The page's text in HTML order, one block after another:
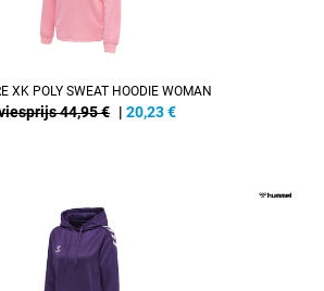
XK POLY SWEAT HOODIE WOMAN
44,95 € | 20,23€